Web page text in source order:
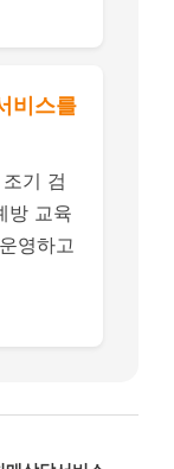
비스를
기 검
방 교육
영하고